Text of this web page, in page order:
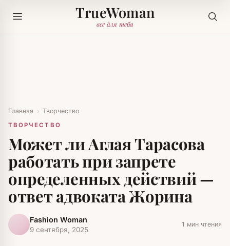
TrueWoman
все для тебя
Главная › Творчество
ТВОРЧЕСТВО
Может ли Аглая Тарасова
работать при запрете
определенных действий —
ответ адвоката Жорина
Fashion Woman
9 сентября, 2025
1 мин чтения